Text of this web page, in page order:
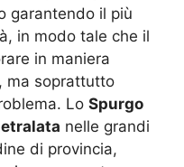
garantendo il più
in modo tale che il
in maniera
ma soprattutto
Lo Spurgo
nelle grandi
di provincia,